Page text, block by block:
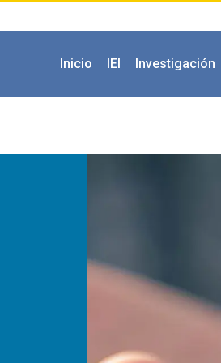
Inicio IEI Investigación